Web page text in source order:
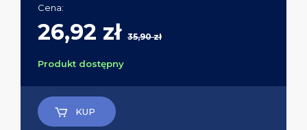
Cena:
26,92 zł 35,90 zł
Produkt dostępny
KUP